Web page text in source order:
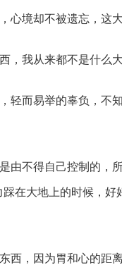
心境却不被遗忘，这
，我从来都不是什么
轻而易举的辜负，不
由不得自己控制的，
在大地上的时候，好
西，因为胃和心的距